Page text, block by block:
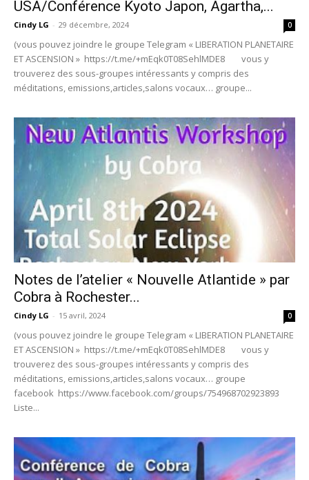
USA/Conférence Kyoto Japon, Agartha,...
Cindy LG - 29 décembre, 2024 0
(vous pouvez joindre le groupe Telegram « LIBERATION PLANETAIRE
ET ASCENSION » https://t.me/+mEqk0T08SehlMDE8 vous y
trouverez des sous-groupes intéressants y compris des
méditations, emissions,articles,salons vocaux… groupe...
Notes de l’atelier « Nouvelle Atlantide » par
Cobra à Rochester...
Cindy LG - 15 avril, 2024 0
(vous pouvez joindre le groupe Telegram « LIBERATION PLANETAIRE
ET ASCENSION » https://t.me/+mEqk0T08SehlMDE8 vous y
trouverez des sous-groupes intéressants y compris des
méditations, emissions,articles,salons vocaux… groupe
facebook https://www.facebook.com/groups/754968702923893
Liste...